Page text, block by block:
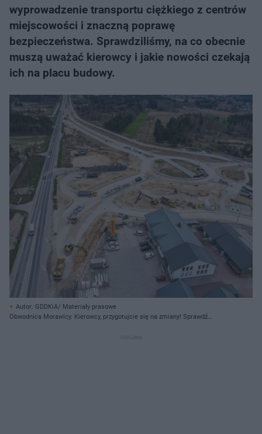
wyprowadzenie transportu ciężkiego z centrów
miejscowości i znaczną poprawę
bezpieczeństwa. Sprawdziliśmy, na co obecnie
muszą uważać kierowcy i jakie nowości czekają
ich na placu budowy.
Autor: GDDKiA/ Materiały prasowe
Obwodnica Morawicy. Kierowcy, przygotujcie się na zmiany! Sprawdź